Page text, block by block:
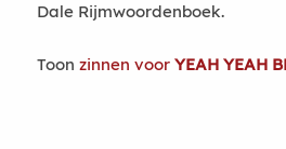
Dale Rijmwoordenboek.
Toon zinnen voor YEAH YEAH